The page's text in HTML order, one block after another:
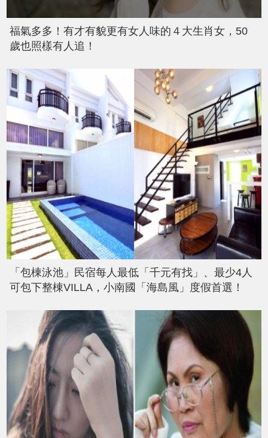
福氣多多！有才有貌更有女人味的４大生肖女，50
歲也照樣有人追！
「包棟泳池」民宿每人最低「千元有找」、最少4人
可包下整棟VILLA，小南國「海島風」度假首選！